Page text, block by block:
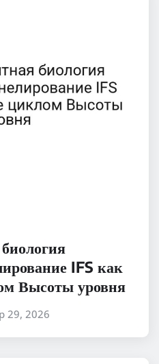
IFS как
Высоты уровня
29, 2026